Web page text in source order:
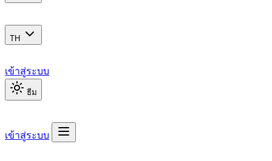
TH
เข้าสู่ระบบ
ธีม
เข้าสู่ระบบ